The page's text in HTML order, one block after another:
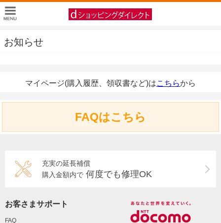
お知らせ
マイページ(購入履歴、領収書など)はこちらから
FAQはこちら
充実の延長補償
購入金額内で 何度でも修理OK
お客さまサポート
FAQ